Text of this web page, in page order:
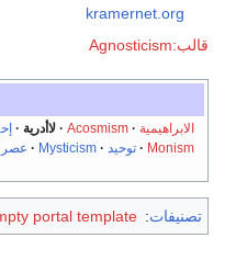
kramernet.org
قالب:Agnosticism
الابراهيمية ·
Acosmism
· لاأدرية ·
Monism
· توحيد ·
Mysticism
· عصر
تصنيفات:
portal template